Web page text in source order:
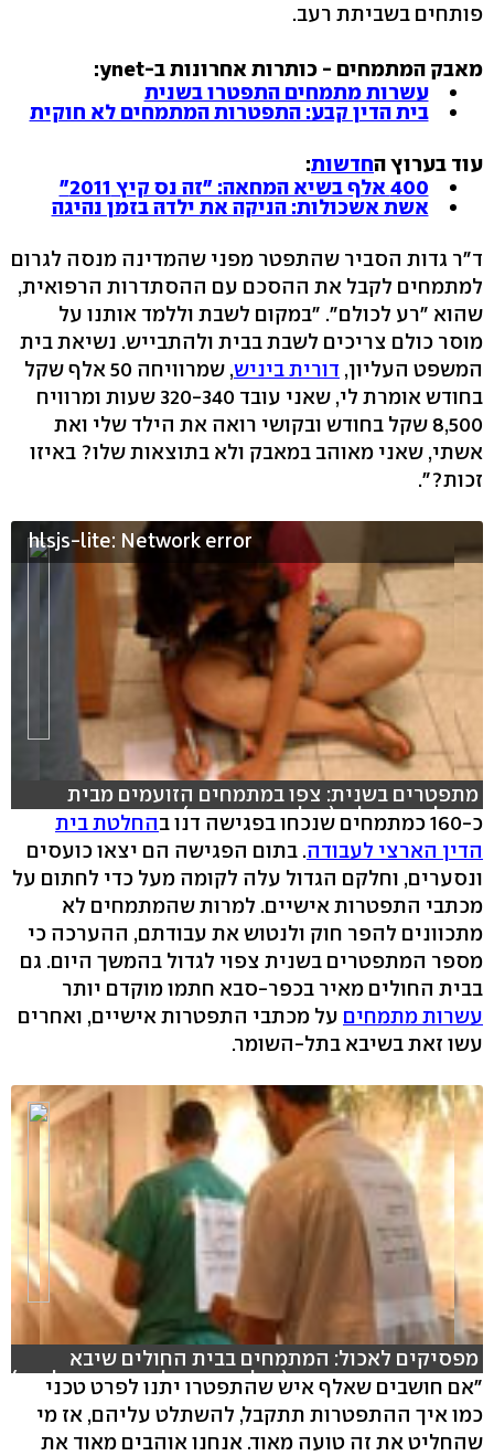
פותחים בשביתת רעב.
מאבק המתמחים - כותרות אחרונות ב-ynet:
עשרות מתמחים התפטרו בשנית
בית הדין קבע: התפטרות המתמחים לא חוקית
עוד בערוץ החדשות:
400 אלף בשיא המחאה: "זה נס קיץ 2011"
אשת אשכולות: הניקה את ילדהּ בזמן נהיגה
ד"ר גדות הסביר שהתפטר מפני שהמדינה מנסה לגרום
למתמחים לקבל את ההסכם עם ההסתדרות הרפואית,
שהוא "רע לכולם". "במקום לשבת וללמד אותנו על
מוסר כולם צריכים לשבת בבית ולהתבייש. נשיאת בית
המשפט העליון, דורית ביניש
, שמרוויחה 50 אלף שקל
בחודש אומרת לי, שאני עובד 320-340 שעות ומרוויח
8,500 שקל בחודש ובקושי רואה את הילד שלי ואת
אשתי, שאני מאוהב במאבק ולא בתוצאות שלו? באיזו
זכות?".
hlsjs-lite: Network error
מתפטרים בשנית: צפו במתמחים הזועמים מבית
החולים איכילוב (צילום: דרור ניצן)
כ-160 כמתמחים שנכחו בפגישה דנו ב
החלטת בית
הדין הארצי לעבודה. בתום הפגישה הם יצאו כועסים
ונסערים, וחלקם הגדול עלה לקומה מעל כדי לחתום על
מכתבי התפטרות אישיים. למרות שהמתמחים לא
מתכוונים להפר חוק ולנטוש את עבודתם, ההערכה כי
מספר המתפטרים בשנית צפוי לגדול בהמשך היום. גם
בבית החולים מאיר בכפר-סבא חתמו מוקדם יותר
עשרות מתמחים על מכתבי התפטרות אישיים, ואחרים
עשו זאת בשיבא בתל-השומר.
hlsjs-lite: Network error
מפסיקים לאכול: המתמחים בבית החולים שיבא
פותחים בשביתת רעב (צילום: אמיר לוי, עריכה: גלי כץ)
"אם חושבים שאלף איש שהתפטרו יתנו לפרט טכני
כמו איך ההתפטרות תתקבל, להשתלט עליהם, אז מי
שהחליט את זה טועה מאוד. אנחנו אוהבים מאוד את